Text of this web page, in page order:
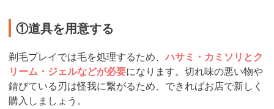
①道具を用意する
剃毛プレイでは毛を処理するため、ハサミ・カミソリとク
リーム・ジェルなどが必要になります。切れ味の悪い物や
錆びている刃は怪我に繋がるため、できればお店で新しく
購入しましょう。